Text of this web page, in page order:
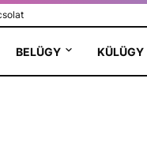
BELÜGY KÜLÜGY